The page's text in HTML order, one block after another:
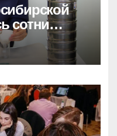
сотни
мест